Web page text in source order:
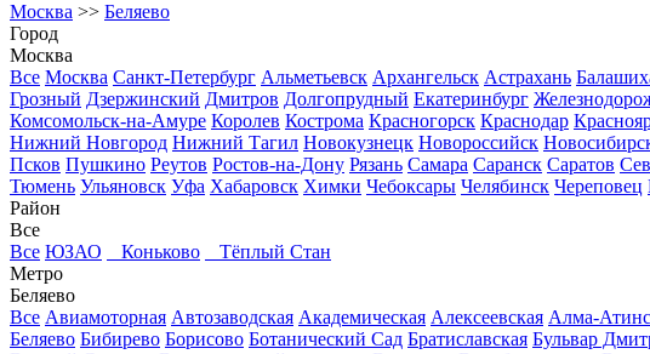
Москва >> Беляево
Город
Москва
Все Москва Санкт-Петербург Альметьевск Архангельск Астрахань
Грозный Дзержинский Дмитров Долгопрудный Екатеринбург
Комсомольск-на-Амуре Королев Кострома Красногорск Краснодар
Нижний Новгород Нижний Тагил Новокузнецк Новороссийск
Псков Пушкино Реутов Ростов-на-Дону Рязань Самара Саранск Саратов
Тюмень Ульяновск Уфа Хабаровск Химки Чебоксары Челябинск Череповец
Район
Все
Все ЮЗАО Коньково
Тёплый Стан
Метро
Беляево
Все Авиамоторная Автозаводская Академическая Алексеевская Алма-
Беляево Бибирево Борисово Ботанический Сад Братиславская Бульвар